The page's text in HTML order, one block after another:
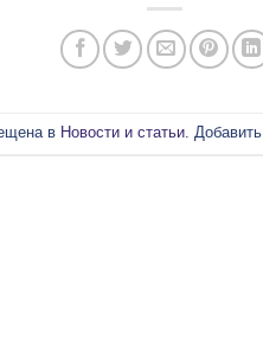
в Новости и статьи.